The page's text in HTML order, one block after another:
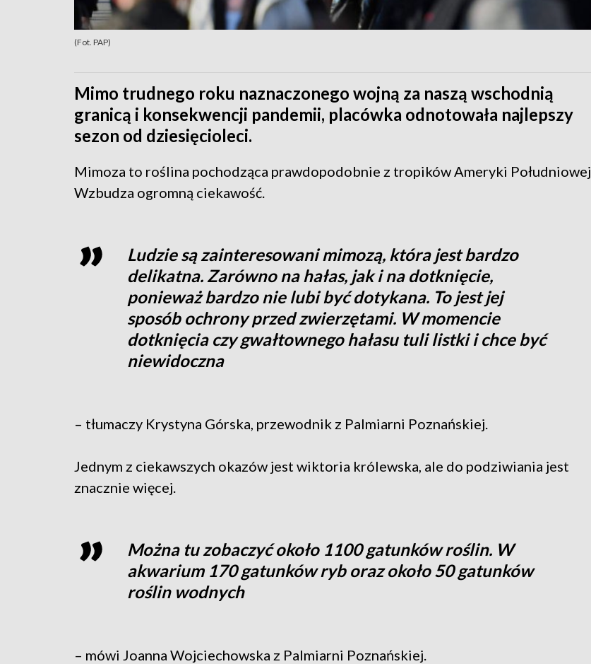
(Fot. PAP)
Mimo trudnego roku naznaczonego wojną za naszą wschodnią
granicą i konsekwencji pandemii, placówka odnotowała najlepszy
sezon od dziesięcioleci.
Mimoza to roślina pochodząca prawdopodobnie z tropików Ameryki Południowej.
Wzbudza ogromną ciekawość.
Ludzie są zainteresowani mimozą, która jest bardzo
delikatna. Zarówno na hałas, jak i na dotknięcie,
ponieważ bardzo nie lubi być dotykana. To jest jej
sposób ochrony przed zwierzętami. W momencie
dotknięcia czy gwałtownego hałasu tuli listki i chce być
niewidoczna
– tłumaczy Krystyna Górska, przewodnik z Palmiarni Poznańskiej.
Jednym z ciekawszych okazów jest wiktoria królewska, ale do podziwiania jest
znacznie więcej.
Można tu zobaczyć około 1100 gatunków roślin. W
akwarium 170 gatunków ryb oraz około 50 gatunków
roślin wodnych
– mówi Joanna Wojciechowska z Palmiarni Poznańskiej.